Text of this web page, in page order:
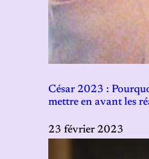
César 2023 :
mettre en avant les
23 février 2023